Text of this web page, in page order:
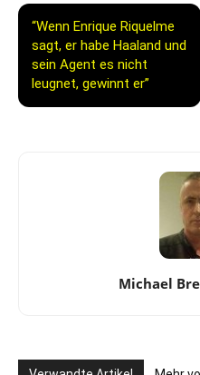
“Wenn Enrique Riquelme
sagt, er habe Haaland und
sein Agent es nicht
leugnet, gewinnt er”
Michael